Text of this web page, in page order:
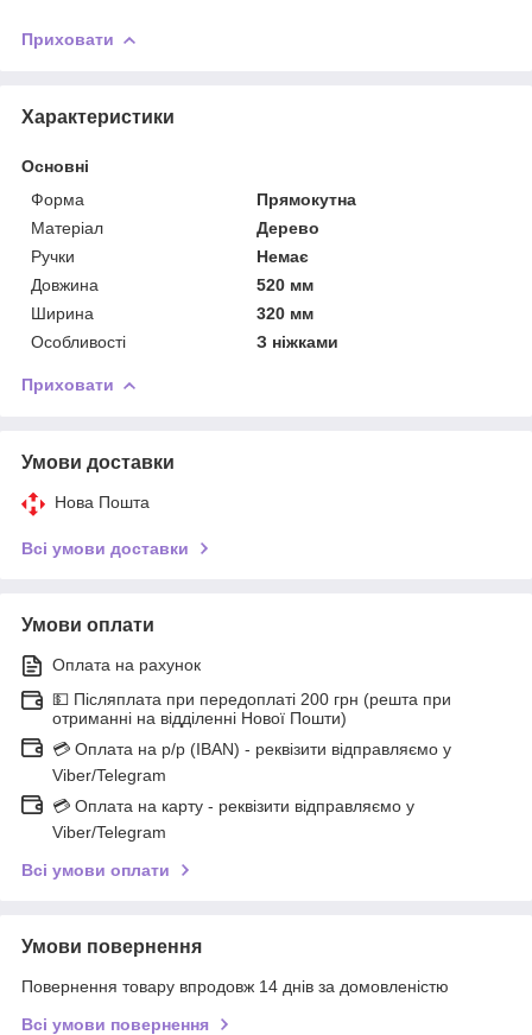
Приховати
Характеристики
Основні
Форма
Прямокутна
Матеріал
Дерево
Ручки
Немає
Довжина
520 мм
Ширина
320 мм
Особливості
З ніжками
Приховати
Умови доставки
Нова Пошта
Всі умови доставки
Умови оплати
Оплата на рахунок
💵 Післяплата при передоплаті 200 грн (решта при
отриманні на відділенні Нової Пошти)
💳 Оплата на р/р (IBAN) - реквізити відправляємо у
Viber/Telegram
💳 Оплата на карту - реквізити відправляємо у
Viber/Telegram
Всі умови оплати
Умови повернення
Повернення товару впродовж 14 днів за домовленістю
Всі умови повернення